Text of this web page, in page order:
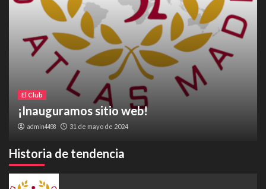
El Club
¡Inauguramos sitio web!
admin4498 31 de mayo de 2024
Historia de tendencia